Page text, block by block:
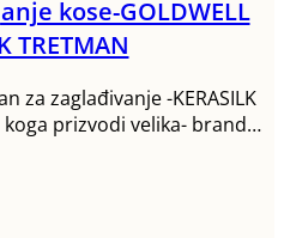
kose-GOLDWELL
TRETMAN
za zaglađivanje -KERASILK
prizvodi velika- brand…